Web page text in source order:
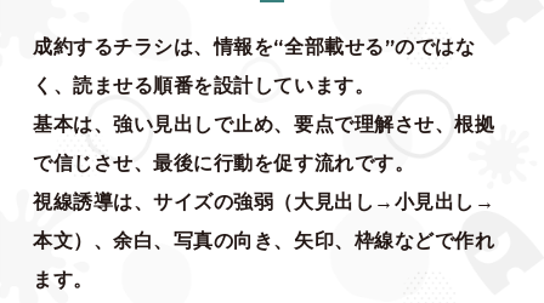
成約するチラシは、情報を“全部載せる”のではな
く、読ませる順番を設計しています。
基本は、強い見出しで止め、要点で理解させ、根拠
で信じさせ、最後に行動を促す流れです。
視線誘導は、サイズの強弱（大見出し→小見出し→
本文）、余白、写真の向き、矢印、枠線などで作れ
ます。